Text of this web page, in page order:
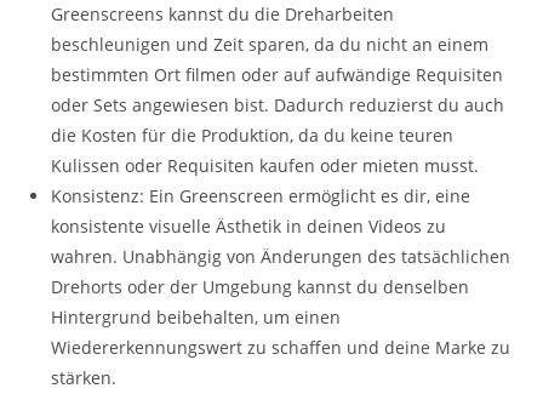
Greenscreens kannst du die Dreharbeiten
beschleunigen und Zeit sparen, da du nicht an einem
bestimmten Ort filmen oder auf aufwändige Requisiten
oder Sets angewiesen bist. Dadurch reduzierst du auch
die Kosten für die Produktion, da du keine teuren
Kulissen oder Requisiten kaufen oder mieten musst.
Konsistenz: Ein Greenscreen ermöglicht es dir, eine
konsistente visuelle Ästhetik in deinen Videos zu
wahren. Unabhängig von Änderungen des tatsächlichen
Drehorts oder der Umgebung kannst du denselben
Hintergrund beibehalten, um einen
Wiedererkennungswert zu schaffen und deine Marke zu
stärken.